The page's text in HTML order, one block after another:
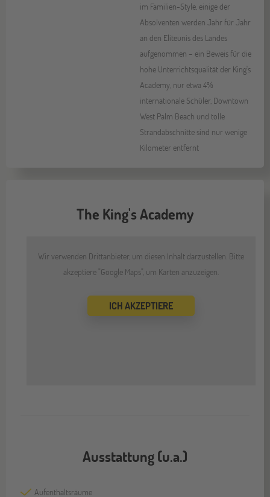
im Familien-Style, einige der
Absolventen werden Jahr für Jahr
an den Eliteunis des Landes
aufgenommen – ein Beweis für die
hohe Unterrichtsqualität der King's
Academy, nur etwa 4%
internationale Schüler, Downtown
West Palm Beach und tolle
Strandabschnitte sind nur wenige
Kilometer entfernt
The King's Academy
Wir verwenden Drittanbieter, um diesen Inhalt darzustellen. Bitte
akzeptiere "Google Maps", um Karten anzuzeigen.
ICH AKZEPTIERE
Ausstattung (u.a.)
Aufenthaltsräume